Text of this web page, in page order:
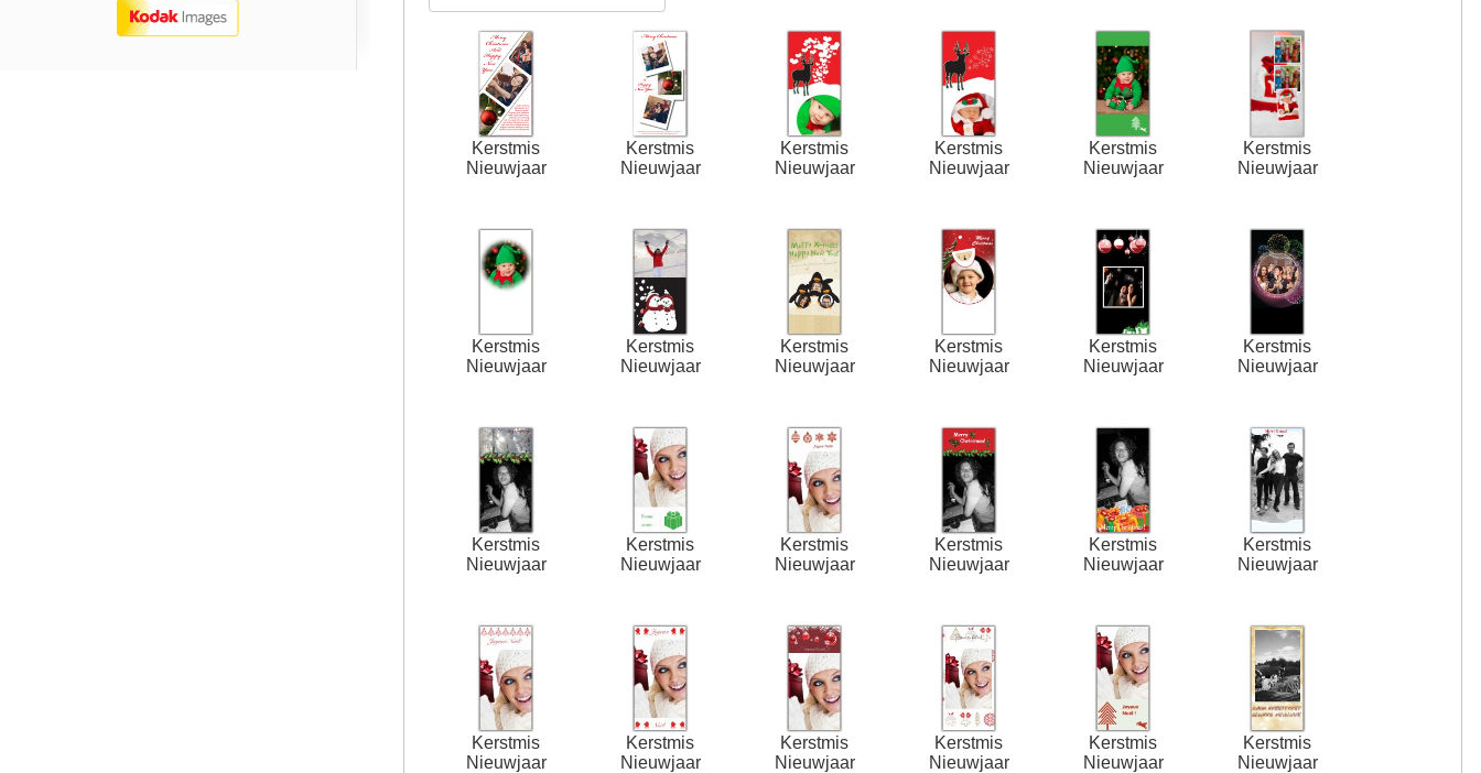
Kerstmis
Nieuwjaar
Kerstmis
Nieuwjaar
Kerstmis
Nieuwjaar
Kerstmis
Nieuwjaar
Kerstmis
Nieuwjaar
Kerstmis
Nieuwjaar
Kerstmis
Nieuwjaar
Kerstmis
Nieuwjaar
Kerstmis
Nieuwjaar
Kerstmis
Nieuwjaar
Kerstmis
Nieuwjaar
Kerstmis
Nieuwjaar
Kerstmis
Nieuwjaar
Kerstmis
Nieuwjaar
Kerstmis
Nieuwjaar
Kerstmis
Nieuwjaar
Kerstmis
Nieuwjaar
Kerstmis
Nieuwjaar
Kerstmis
Nieuwjaar
Kerstmis
Nieuwjaar
Kerstmis
Nieuwjaar
Kerstmis
Nieuwjaar
Kerstmis
Nieuwjaar
Kerstmis
Nieuwjaar